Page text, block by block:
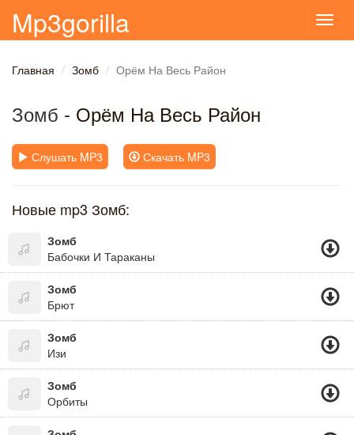
Mp3gorilla
Главная Зомб Орём На Весь Район
Зомб - Орём На Весь Район
Слушать MP3 Скачать MP3
Новые mp3 Зомб:
Зомб
Бабочки И Тараканы
Зомб
Брют
Зомб
Изи
Зомб
Орбиты